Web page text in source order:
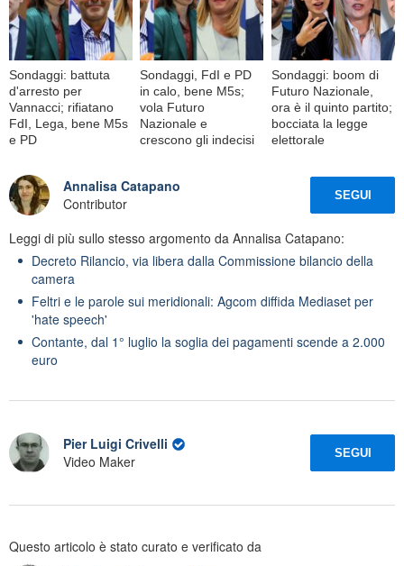
Sondaggi: battuta
d'arresto per
Vannacci; rifiatano
FdI, Lega, bene M5s
e PD
Sondaggi, FdI e PD
in calo, bene M5s;
vola Futuro
Nazionale e
crescono gli indecisi
Sondaggi: boom di
Futuro Nazionale,
ora è il quinto partito;
bocciata la legge
elettorale
Annalisa Catapano
Contributor
SEGUI
Leggi di più sullo stesso argomento da Annalisa Catapano:
Decreto Rilancio, via libera dalla Commissione bilancio della
camera
Feltri e le parole sui meridionali: Agcom diffida Mediaset per
'hate speech'
Contante, dal 1° luglio la soglia dei pagamenti scende a 2.000
euro
Pier Luigi Crivelli
Video Maker
SEGUI
Questo articolo è stato curato e verificato da